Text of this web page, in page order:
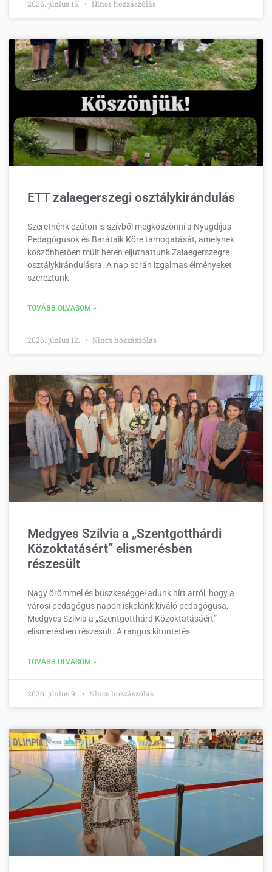
2026. június 15. Nincs hozzászólás
ETT zalaegerszegi osztálykirándulás
Szeretnénk ezúton is szívből megköszönni a Nyugdíjas
Pedagógusok és Barátaik Köre támogatását, amelynek
köszönhetően múlt héten eljuthattunk Zalaegerszegre
osztálykirándulásra. A nap során izgalmas élményeket
szereztünk
TOVÁBB OLVASOM »
2026. június 12. Nincs hozzászólás
Medgyes Szilvia a „Szentgotthárdi
Közoktatásért” elismerésben
részesült
Nagy örömmel és büszkeséggel adunk hírt arról, hogy a
városi pedagógus napon iskolánk kiváló pedagógusa,
Medgyes Szilvia a „Szentgotthárd Közoktatásáért”
elismerésben részesült. A rangos kitüntetés
TOVÁBB OLVASOM »
2026. június 9. Nincs hozzászólás